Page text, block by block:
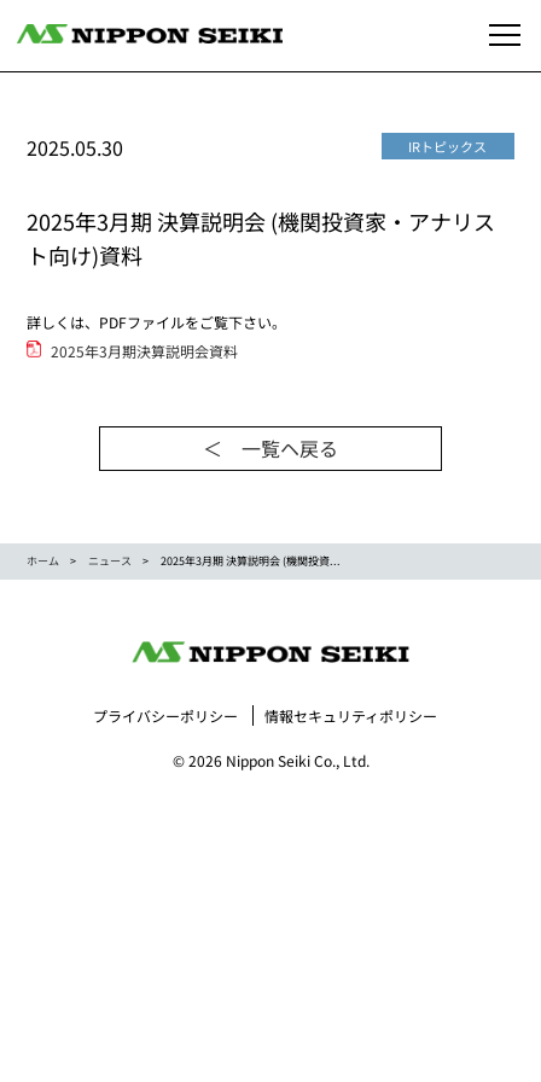
IRトピックス
2025.05.30
2025年3月期 決算説明会 (機関投資家・アナリス
ト向け)資料
詳しくは、PDFファイルをご覧下さい。
2025年3月期決算説明会資料
＜ 一覧ヘ戻る
ホーム ニュース 2025年3月期 決算説明会 (機関投資...
プライバシーポリシー 情報セキュリティポリシー
© 2026 Nippon Seiki Co., Ltd.